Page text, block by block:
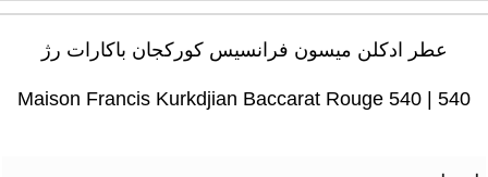
عطر ادکلن میسون فرانسیس کورکجان باکارات رژ
Maison Francis Kurkdjian Baccarat Rouge 540 | 540